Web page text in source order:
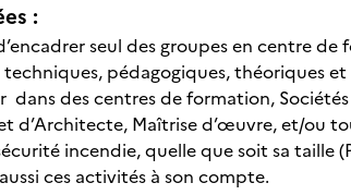
:
seul des groupes en centre
pédagogiques, théoriques
des centres de formation,
d’Architecte, Maîtrise d’œuvre, et/ou
incendie, quelle que soit sa taille
ces activités à son compte.